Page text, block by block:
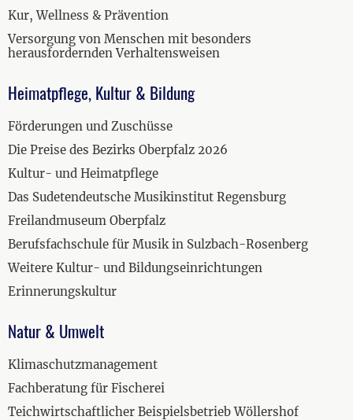
Kur, Wellness & Prävention
Versorgung von Menschen mit besonders
herausfordernden Verhaltensweisen
Heimatpflege, Kultur & Bildung
Förderungen und Zuschüsse
Die Preise des Bezirks Oberpfalz 2026
Kultur- und Heimatpflege
Das Sudetendeutsche Musikinstitut Regensburg
Freilandmuseum Oberpfalz
Berufsfachschule für Musik in Sulzbach-Rosenberg
Weitere Kultur- und Bildungseinrichtungen
Erinnerungskultur
Natur & Umwelt
Klimaschutzmanagement
Fachberatung für Fischerei
Teichwirtschaftlicher Beispielsbetrieb Wöllershof